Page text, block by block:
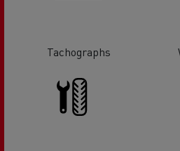
Tachographs